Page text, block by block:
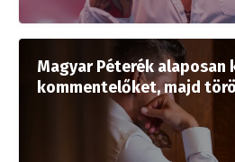
Magyar Péterék
kommentelőket, majd